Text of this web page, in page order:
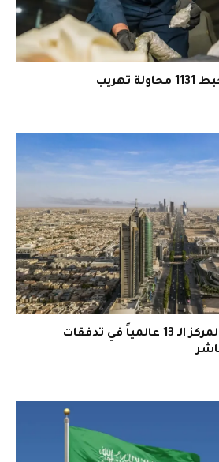
السعودية تصعد إلى المركز الـ 13 عالمياً في تدفقات